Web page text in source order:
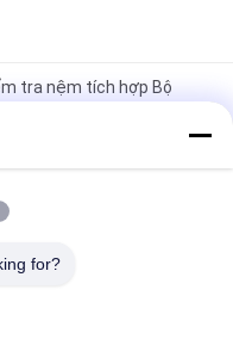
tra nệm tích hợp Bộ
/ Thiết bị kiểm tra
nội thất Bộ điều khiển
for?